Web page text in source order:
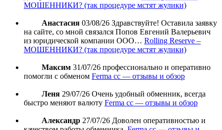
МОШЕННИКИ? (так процедуре мстят жулики)
Анастасия 03/08/26 Здравствуйте! Оставила заявку
на сайте, со мной связался Попов Евгений Валерьевич
из юридической компании ООО… Rolling Reserve –
МОШЕННИКИ? (так процедуре мстят жулики)
Максим 31/07/26 профессионально и оперативно
помогли с обменом Ferma cc — отзывы и обзор
Леня 29/07/26 Очень удобный обменник, всегда
быстро меняют валюту Ferma cc — отзывы и обзор
Александр 27/07/26 Доволен оперативностью и